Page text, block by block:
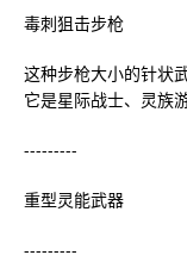
毒刺狙击步枪
这种步枪大小的针状
它是星际战士、灵族
---------
重型灵能武器
---------